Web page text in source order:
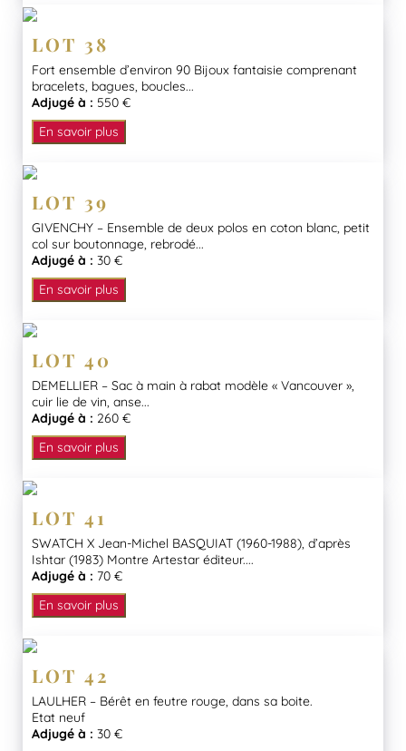
LOT 38
Fort ensemble d’environ 90 Bijoux fantaisie comprenant
bracelets, bagues, boucles...
Adjugé à : 550 €
En savoir plus
LOT 39
GIVENCHY – Ensemble de deux polos en coton blanc, petit
col sur boutonnage, rebrodé...
Adjugé à : 30 €
En savoir plus
LOT 40
DEMELLIER – Sac à main à rabat modèle « Vancouver »,
cuir lie de vin, anse...
Adjugé à : 260 €
En savoir plus
LOT 41
SWATCH X Jean-Michel BASQUIAT (1960-1988), d’après
Ishtar (1983) Montre Artestar éditeur....
Adjugé à : 70 €
En savoir plus
LOT 42
LAULHER – Bérêt en feutre rouge, dans sa boite.
Etat neuf
Adjugé à : 30 €